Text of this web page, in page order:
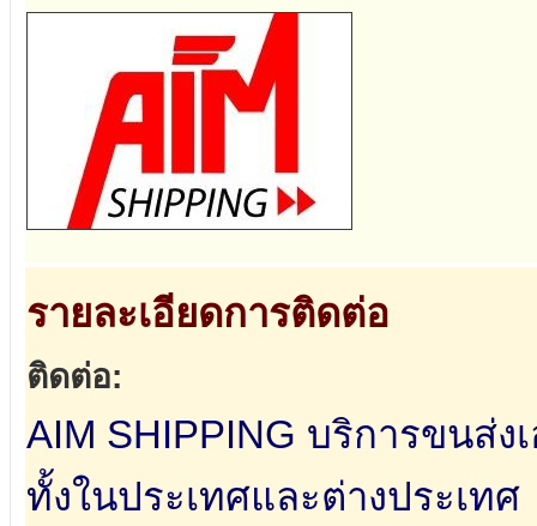
รายละเอียดการติดต่อ
ติดต่อ:
AIM SHIPPING บริการขนส่
ทั้งในประเทศและต่างประเทศ